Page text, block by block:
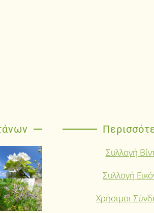
Συλλογή
Συλλογή
Χρήσιμοι